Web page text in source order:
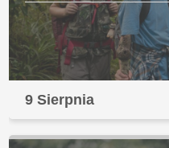
9 Sierpnia